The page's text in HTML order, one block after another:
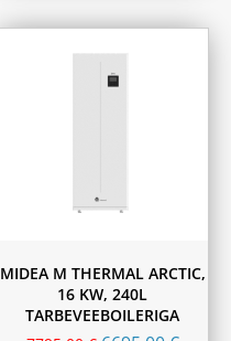
MIDEA M THERMAL ARCTIC,
16 KW, 240L
TARBEVEEBOILERIGA